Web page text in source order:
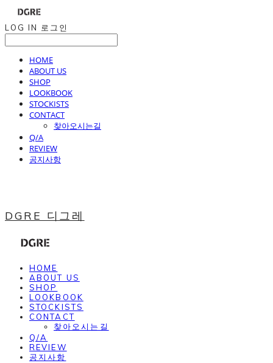
LOG IN 로그인
HOME
ABOUT US
SHOP
LOOKBOOK
STOCKISTS
CONTACT
찾아오시는길
Q/A
REVIEW
공지사항
DGRE 디그레
HOME
ABOUT US
SHOP
LOOKBOOK
STOCKISTS
CONTACT
찾아오시는길
Q/A
REVIEW
공지사항